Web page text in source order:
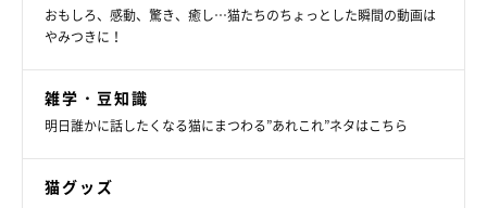
おもしろ、感動、驚き、癒し…猫たちのちょっとした瞬間の動画は
やみつきに！
雑学・豆知識
明日誰かに話したくなる猫にまつわる”あれこれ”ネタはこちら
猫グッズ